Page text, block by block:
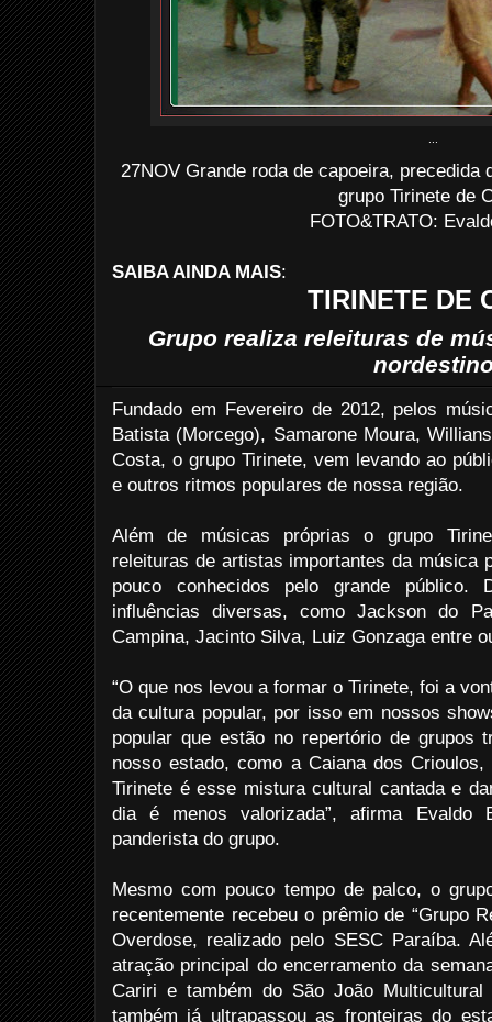
27NOV Grande roda de capoeira, precedida
grupo Tirinete de
FOTO&TRATO:
SAIBA AINDA MAIS:
TIRINETE DE
Grupo realiza releituras de
Fundado em Fevereiro de 2012, pelos
Batista (Morcego), Samarone Moura,
Costa, o grupo Tirinete, vem levando ao
e outros ritmos populares de nossa região.
Além de músicas próprias o grupo
releituras de artistas importantes da música
pouco conhecidos pelo grande público.
influências diversas, como Jackson do
Campina, Jacinto Silva, Luiz Gonzaga entre
“O que nos levou a formar o Tirinete, foi a
da cultura popular, por isso em nossos
popular que estão no repertório de grupos
nosso estado, como a Caiana dos
Tirinete é esse mistura cultural cantada e
dia é menos valorizada”, afirma Evaldo
panderista do grupo.
Mesmo com pouco tempo de palco, o
recentemente recebeu o prêmio de “Grupo
Overdose, realizado pelo SESC Paraíba.
atração principal do encerramento da
Cariri e também do São João
também já ultrapassou as fronteiras do